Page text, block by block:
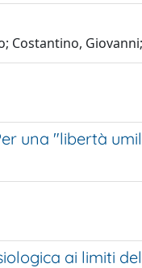
Costantino,
una "libertà
ai limiti